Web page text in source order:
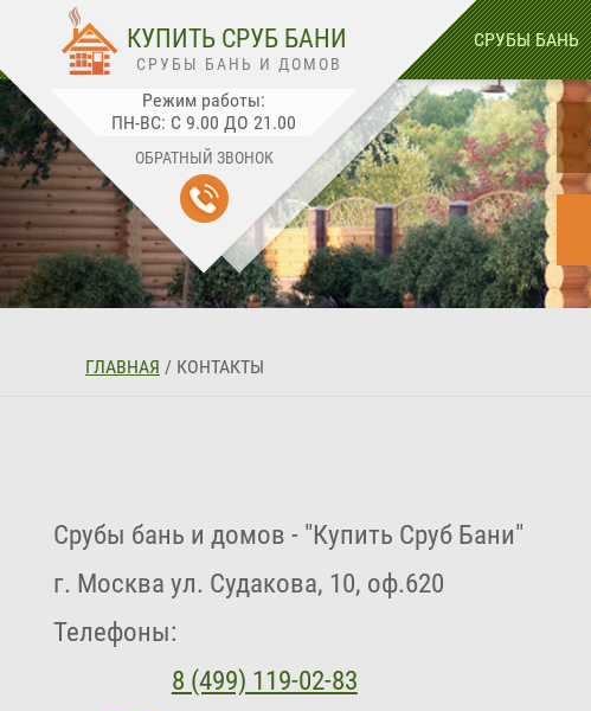
СРУБЫ БАНЬ
КУПИТЬ СРУБ БАНИ
СРУБЫ БАНЬ И ДОМОВ
Режим работы:
ПН-ВС: С 9.00 ДО 21.00
ОБРАТНЫЙ ЗВОНОК
ГЛАВНАЯ / КОНТАКТЫ
Срубы бань и домов - "Купить Сруб Бани"
г. Москва ул. Судакова, 10, оф.620
Телефоны:
8 (499) 119-02-83